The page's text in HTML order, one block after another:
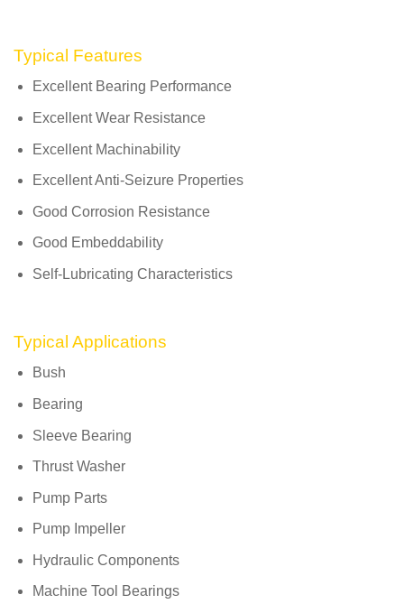
Typical Features
Excellent Bearing Performance
Excellent Wear Resistance
Excellent Machinability
Excellent Anti-Seizure Properties
Good Corrosion Resistance
Good Embeddability
Self-Lubricating Characteristics
Typical Applications
Bush
Bearing
Sleeve Bearing
Thrust Washer
Pump Parts
Pump Impeller
Hydraulic Components
Machine Tool Bearings